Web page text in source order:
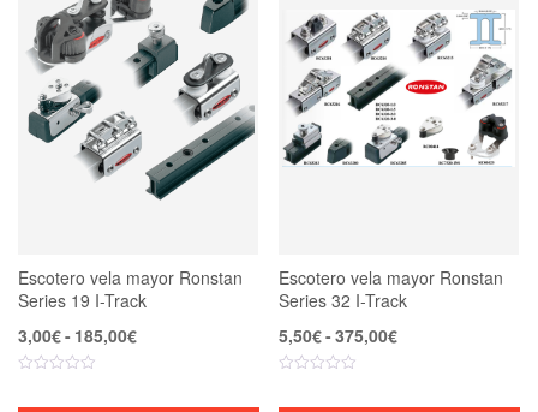
Escotero vela mayor Ronstan
Series 19 I-Track
3,00€- 185,00€Rango
desde
Escotero vela mayor Ronstan
Series 32 I-Track
5,50€-375,00€Rango
desde